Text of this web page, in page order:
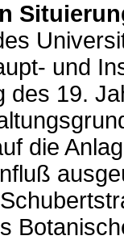
und
des 19.
die